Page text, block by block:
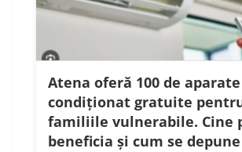
Atena oferă 100 de
condiționat gratuite
familiile vulnerabile. Cine
beneficia și cum se